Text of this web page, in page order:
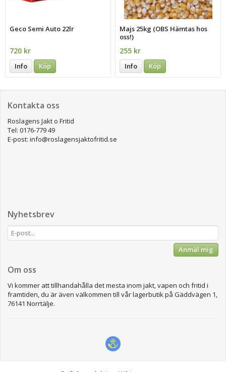
Geco Semi Auto 22lr
720 kr
Info Köp
Majs 25kg (OBS Hämtas hos
oss!)
255 kr
Info Köp
Kontakta oss
Roslagens Jakt o Fritid
Tel: 0176-779 49
E-post: info@roslagensjaktofritid.se
Nyhetsbrev
Anmäl mig
Om oss
Vi kommer att tillhandahålla det mesta inom jakt, vapen och fritid i
framtiden, du är även välkommen till vår lagerbutik på Gäddvägen 1,
76141 Norrtälje.